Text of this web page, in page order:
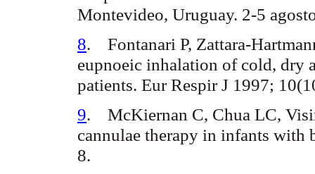
Montevideo, Uruguay. 2-5
8. Fontanari P, Zattara-
eupnoeic inhalation of cold, dry
patients. Eur Respir J 1997;
9. McKiernan C, Chua LC,
cannulae therapy in infants
8.